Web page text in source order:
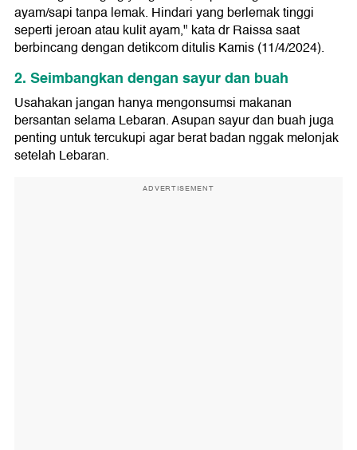
ayam/sapi tanpa lemak. Hindari yang berlemak tinggi
seperti jeroan atau kulit ayam," kata dr Raissa saat
berbincang dengan detikcom ditulis Kamis (11/4/2024).
2. Seimbangkan dengan sayur dan buah
Usahakan jangan hanya mengonsumsi makanan
bersantan selama Lebaran. Asupan sayur dan buah juga
penting untuk tercukupi agar berat badan nggak melonjak
setelah Lebaran.
ADVERTISEMENT